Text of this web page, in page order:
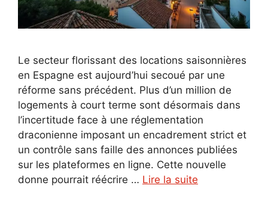
Le secteur florissant des locations saisonnières
en Espagne est aujourd’hui secoué par une
réforme sans précédent. Plus d’un million de
logements à court terme sont désormais dans
l’incertitude face à une réglementation
draconienne imposant un encadrement strict et
un contrôle sans faille des annonces publiées
sur les plateformes en ligne. Cette nouvelle
donne pourrait réécrire … Lire la suite